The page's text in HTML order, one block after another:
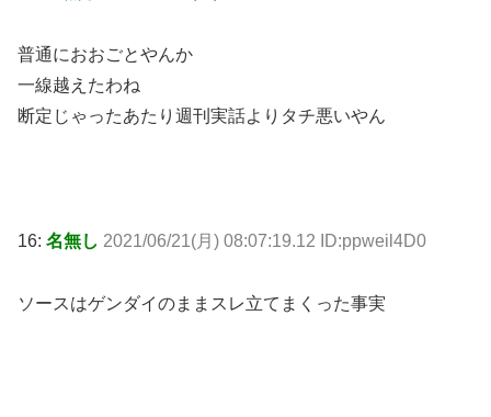
普通におおごとやんか
一線越えたわね
断定じゃったあたり週刊実話よりタチ悪いやん
16: 名無し 2021/06/21(月) 08:07:19.12 ID:ppweil4D0
ソースはゲンダイのままスレ立てまくった事実